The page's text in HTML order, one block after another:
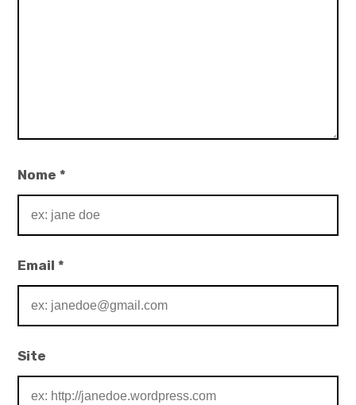
Nome*
Email*
Site